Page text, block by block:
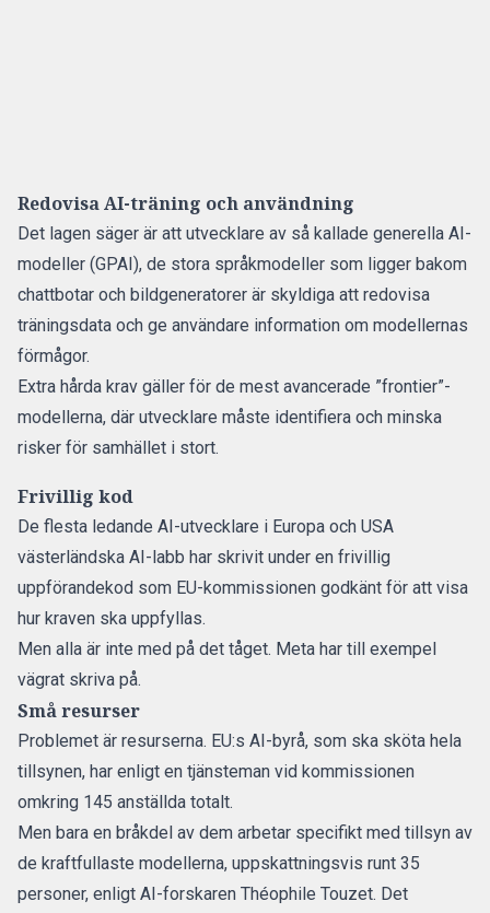
Redovisa AI-träning och användning
Det lagen säger är att utvecklare av så kallade generella AI-
modeller (GPAI), de stora språkmodeller som ligger bakom
chattbotar och bildgeneratorer är skyldiga att redovisa
träningsdata och ge användare information om modellernas
förmågor.
Extra hårda krav gäller för de mest avancerade ”frontier”-
modellerna, där utvecklare måste identifiera och minska
risker för samhället i stort.
Frivillig kod
De flesta ledande AI-utvecklare i Europa och USA
västerländska AI-labb har skrivit under en frivillig
uppförandekod som EU-kommissionen godkänt för att visa
hur kraven ska uppfyllas.
Men alla är inte med på det tåget. Meta har till exempel
vägrat skriva på.
Små resurser
Problemet är resurserna. EU:s AI-byrå, som ska sköta hela
tillsynen, har enligt en tjänsteman vid kommissionen
omkring 145 anställda totalt.
Men bara en bråkdel av dem arbetar specifikt med tillsyn av
de kraftfullaste modellerna, uppskattningsvis runt 35
personer, enligt AI-forskaren Théophile Touzet. Det